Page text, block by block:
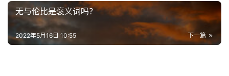
无与伦比是褒义词吗？
下一篇
2022年5月16日 10:55